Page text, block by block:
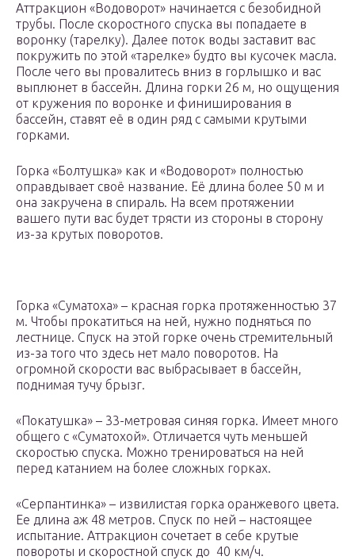
Аттракцион «Водоворот» начинается с безобидной
трубы. После скоростного спуска вы попадаете в
воронку (тарелку). Далее поток воды заставит вас
покружить по этой «тарелке» будто вы кусочек масла.
После чего вы провалитесь вниз в горлышко и вас
выплюнет в бассейн. Длина горки 26 м, но ощущения
от кружения по воронке и финиширования в
бассейн, ставят её в один ряд с самыми крутыми
горками.
Горка «Болтушка» как и «Водоворот» полностью
оправдывает своё название. Её длина более 50 м и
она закручена в спираль. На всем протяжении
вашего пути вас будет трясти из стороны в сторону
из-за крутых поворотов.
Горка «Суматоха» – красная горка протяженностью 37
м. Чтобы прокатиться на ней, нужно подняться по
лестнице. Спуск на этой горке очень стремительный
из-за того что здесь нет мало поворотов. На
огромной скорости вас выбрасывает в бассейн,
поднимая тучу брызг.
«Покатушка» – 33-метровая синяя горка. Имеет много
общего с «Суматохой». Отличается чуть меньшей
скоростью спуска. Можно тренироваться на ней
перед катанием на более сложных горках.
«Серпантинка» – извилистая горка оранжевого цвета.
Ее длина аж 48 метров. Спуск по ней – настоящее
испытание. Аттракцион сочетает в себе крутые
повороты и скоростной спуск до 40 км/ч.